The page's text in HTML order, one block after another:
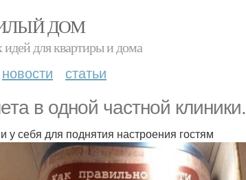
ДОМ
для квартиры и дома
новости статьи
в одной частной клиники.
себя для поднятия настроения гостям